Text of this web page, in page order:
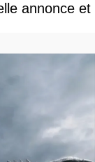
annonce et